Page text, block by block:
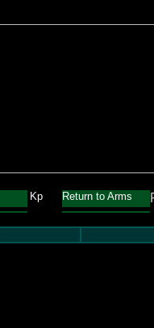
Kp Return to Arms